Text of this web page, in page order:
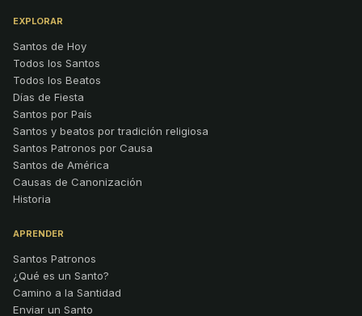
EXPLORAR
Santos de Hoy
Todos los Santos
Todos los Beatos
Días de Fiesta
Santos por País
Santos y beatos por tradición religiosa
Santos Patronos por Causa
Santos de América
Causas de Canonización
Historia
APRENDER
Santos Patronos
¿Qué es un Santo?
Camino a la Santidad
Enviar un Santo